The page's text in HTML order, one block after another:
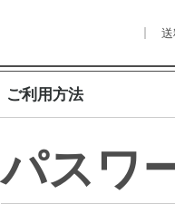
ご利用方法
パスワ